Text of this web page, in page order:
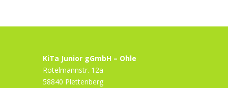
KiTa Junior gGmbH – Ohle
Rötelmannstr. 12a
58840 Plettenberg